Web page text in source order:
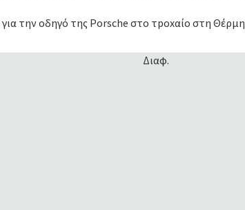
την οδηγό της Porsche στο τpοxαίο στη Θέρμη
Διαφ.